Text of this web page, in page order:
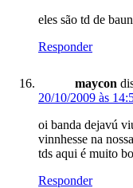
eles são td de
Responder
maycon
20/10/2009 às
oi banda dejavú
vinnhesse na
tds aqui é muito
Responder